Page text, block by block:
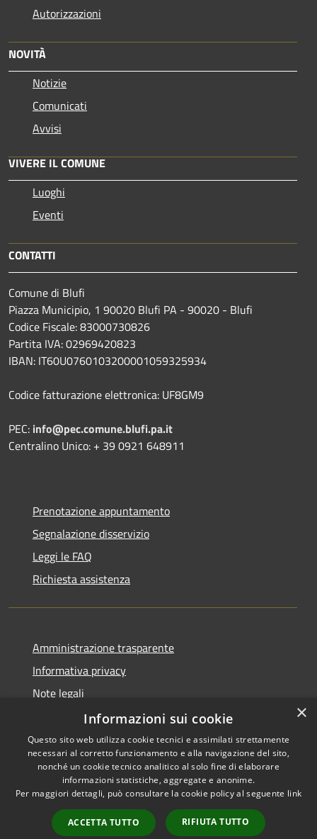
Autorizzazioni
NOVITÀ
Notizie
Comunicati
Avvisi
VIVERE IL COMUNE
Luoghi
Eventi
CONTATTI
Comune di Blufi
Piazza Municipio, 1 90020 Blufi PA - 90020 - Blufi
Codice Fiscale: 83000730826
Partita IVA: 02969420823
IBAN: IT60U0760103200001059325934
Codice fatturazione elettronica: UF8GM9
PEC: info@pec.comune.blufi.pa.it
Centralino Unico: + 39 0921 648911
Prenotazione appuntamento
Segnalazione disservizio
Leggi le FAQ
Richiesta assistenza
Amministrazione trasparente
Informativa privacy
Note legali
Dichiarazione di accessibilità
RSS
Accessibilità
Copyright © 2026 • Comune di
Municipium•
Accesso
×
Informazioni sui cookie
Questo sito web utilizza cookie tecnici e assimilati strettamente
necessari al corretto funzionamento e alla navigazione del sito,
nonché un cookie tecnico analitico al solo fine di elaborare
informazioni statistiche, aggregate e anonime.
Per maggiori dettagli, può consultare la cookie policy al seguente link
ACCETTA TUTTO RIFIUTA TUTTO